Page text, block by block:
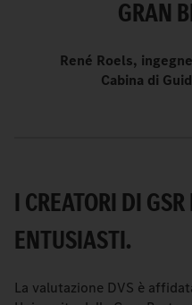
GRAN
René Roels,
Cabina di
I CREATORI DI
ENTUSIASTI.
La valutazione DVS è